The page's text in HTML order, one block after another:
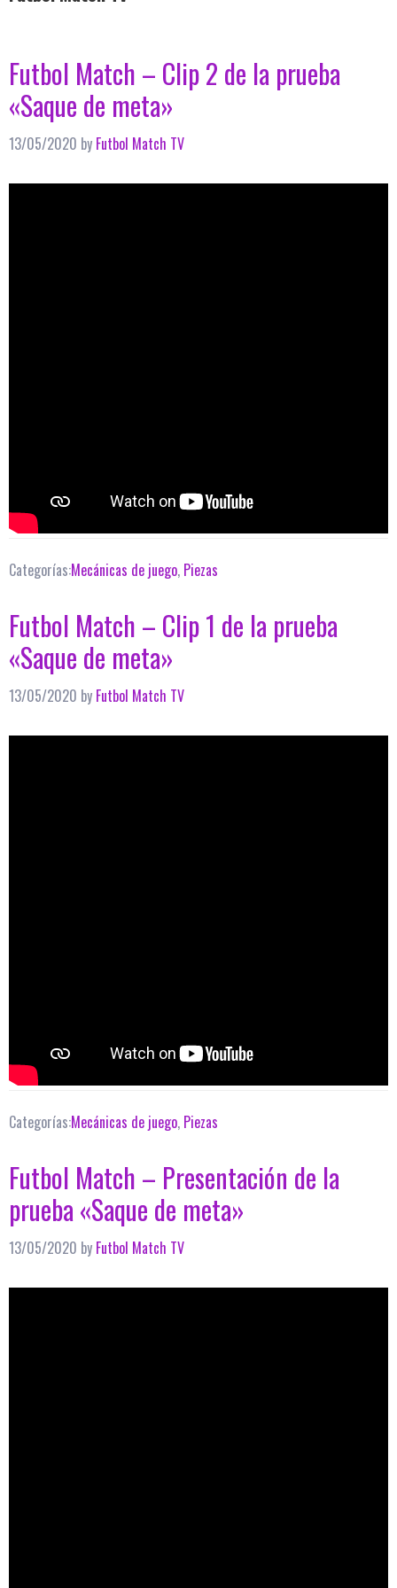
Futbol Match – Clip 2 de la prueba
«Saque de meta»
13/05/2020 by Futbol Match TV
Categorías:Mecánicas de juego, Piezas
Futbol Match – Clip 1 de la prueba
«Saque de meta»
13/05/2020 by Futbol Match TV
Categorías:Mecánicas de juego, Piezas
Futbol Match – Presentación de la
prueba «Saque de meta»
13/05/2020 by Futbol Match TV